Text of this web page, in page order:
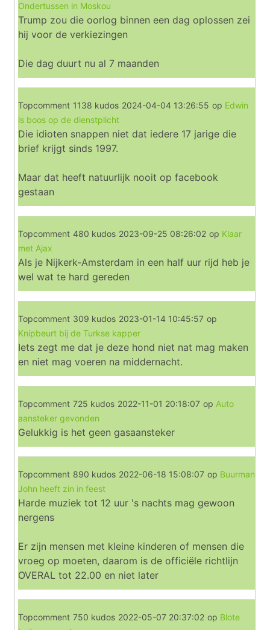
Ondertussen in Moskou
Trump zou die oorlog binnen een dag oplossen zei
hij voor de verkiezingen
Die dag duurt nu al 7 maanden
Topcomment 1138 kudos 2024-04-04 13:26:55 op Edwin
is boos op de dienstplicht
Die idioten snappen niet dat iedere 17 jarige die
brief krijgt sinds 1997.
Maar dat heeft natuurlijk nooit op facebook
gestaan
Topcomment 480 kudos 2023-09-25 08:26:02 op Klaar
met Ajax
Als je Nijkerk-Amsterdam in een half uur rijd heb je
wel wat te hard gereden
Topcomment 309 kudos 2023-01-14 10:45:57 op
Knipbeurt bij de Turkse kapper
Iets zegt me dat je deze hond niet nat mag maken
en niet mag voeren na middernacht.
Topcomment 725 kudos 2022-11-01 20:18:07 op Auto
aansteker gevonden
Gelukkig is het geen gasaansteker
Topcomment 890 kudos 2022-06-18 15:08:07 op Buurman
John heeft zin in feest
Harde muziek tot 12 uur 's nachts mag gewoon
nergens
Er zijn mensen met kleine kinderen of mensen die
vroeg op moeten, daarom is de officiële richtlijn
OVERAL tot 22.00 en niet later
Topcomment 750 kudos 2022-05-07 20:37:02 op Blote